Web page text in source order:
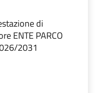
di
ENTE PARCO
2031